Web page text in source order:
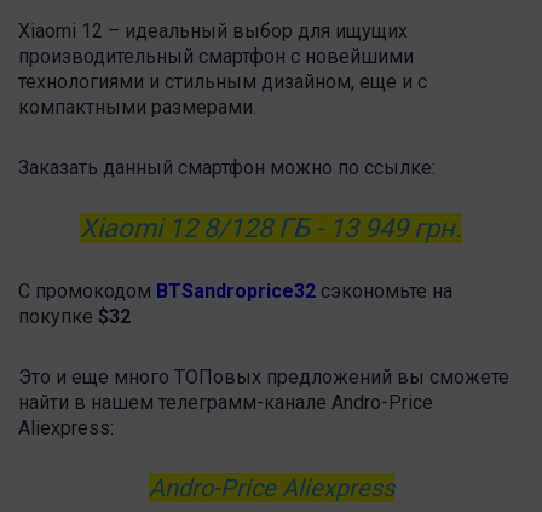
Xiaomi 12 – идеальный выбор для ищущих
производительный смартфон с новейшими
технологиями и стильным дизайном, еще и с
компактными размерами.
Заказать данный смартфон можно по ссылке:
Xiaomi 12 8/128 ГБ - 13 949 грн.
С промокодом BTSandroprice32 сэкономьте на
покупке $32
Это и еще много ТОПовых предложений вы сможете
найти в нашем телеграмм-канале Andro-Price
Aliexpress:
Andro-Price Aliexpress